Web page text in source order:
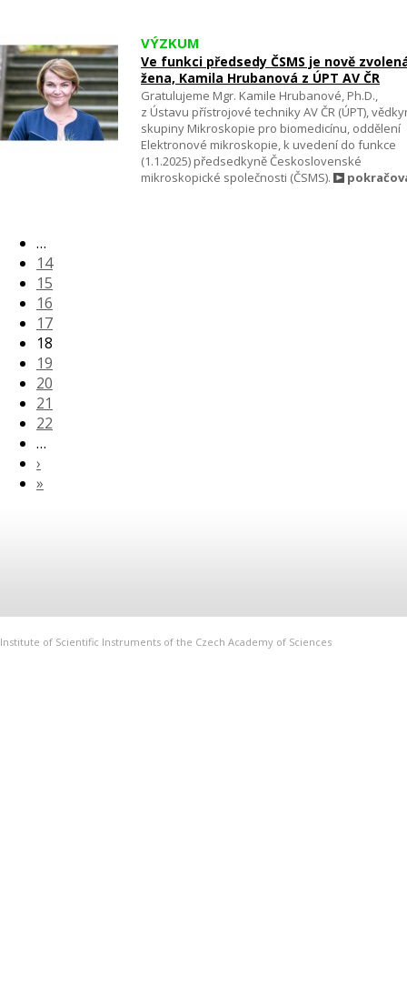
VÝZKUM
Ve funkci předsedy ČSMS je nově
žena, Kamila Hrubanová z ÚPT AV ČR
Gratulujeme Mgr. Kamile Hrubanové, Ph.D.,
z Ústavu přístrojové techniky AV ČR (ÚPT),
skupiny Mikroskopie pro biomedicínu, oddělení
Elektronové mikroskopie, k uvedení do funkce
(1.1.2025) předsedkyně Československé
mikroskopické společnosti (ČSMS).
…
14
15
16
17
18
19
20
21
22
…
›
»
Institute of Scientific Instruments of the Czech Academy of Sciences